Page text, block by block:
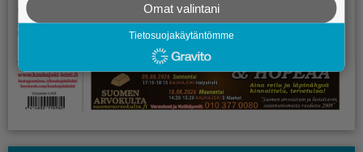
Omat valintani
Tietosuojakäytäntömme